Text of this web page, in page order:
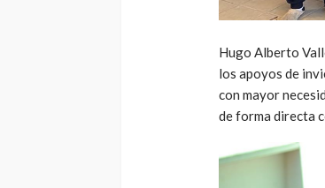
Hugo Alberto
los apoyos de
con mayor
de forma directa